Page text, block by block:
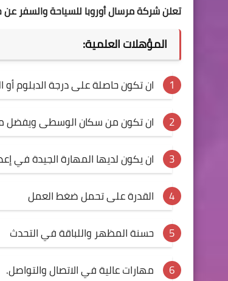
تعلن شركة مرسال أوروبا للسياحة والسفر
المؤهلات العلمية:
ان تكون حاصلة على درجة الدبلوم
ان تكون من سكان الوسطى ويفضل
ان يكون لديها المهارة الجيدة في
القدرة على تحمل ضغط العمل
حسنة المظهر واللباقة في التحدث
مهارات عالية في الاتصال والتواصل.